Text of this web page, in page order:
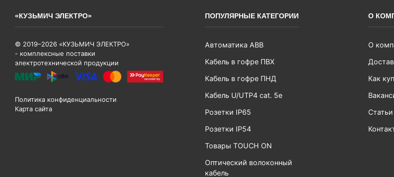
«КУЗЬМИЧ ЭЛЕКТРО»
© 2019–2026 «КУЗЬМИЧ ЭЛЕКТРО»
- комплексные поставки
электротехнической продукции
Политика конфиденциальности
Карта сайта
ПОПУЛЯРНЫЕ КАТЕГОРИИ
Автоматика ABB
Кабель в гофре ПВХ
Кабель в гофре ПНД
Кабель U/UTP4 cat. 5e
Розетки IP65
Розетки IP54
Товары TOUCH ON
Оптический волоконный
кабель
О
О
Как